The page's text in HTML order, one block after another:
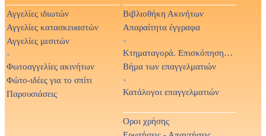
Αγγελίες ιδιωτών
Αγγελίες κατασκευαστών
Αγγελίες μεσιτών
•
Φωτοαγγελίες ακινήτων
Φώτο-ιδέες για το σπίτι
Παρουσιάσεις
Βιβλιοθήκη Ακινήτων
Απαραίτητα έγγραφα
•
Κτηματαγορά. Επισκόπηση Τύπου
Βήμα των επαγγελματιών
•
Κατάλογοι επαγγελματιών
Οροι χρήσης